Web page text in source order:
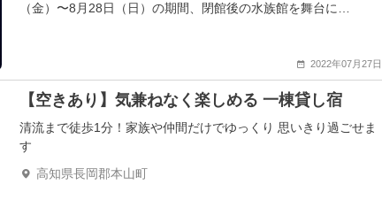
（金）〜8月28日（日）の期間、閉館後の水族館を舞台に…
2022年07月27日
【空きあり】気兼ねなく楽しめる 一棟貸し宿
清流まで徒歩1分！家族や仲間だけでゆっくり 思いきり過ごせま
す
高知県長岡郡本山町